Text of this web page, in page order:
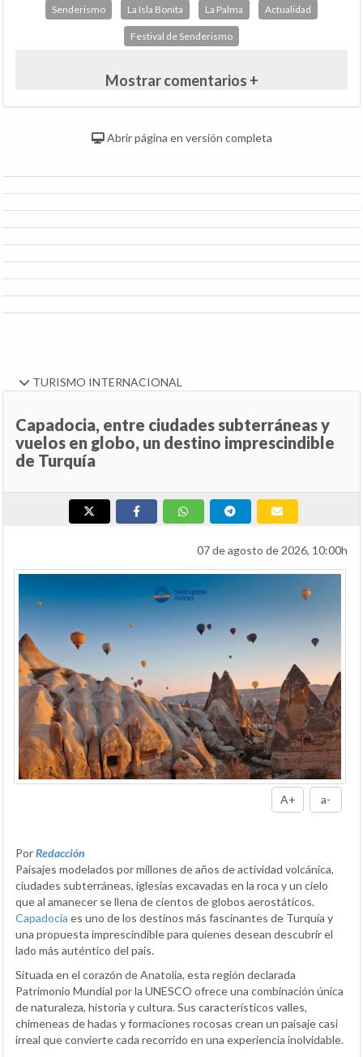
Senderismo La Isla Bonita La Palma Actualidad
Festival de Senderismo
Mostrar comentarios +
Abrir página en versión completa
TURISMO INTERNACIONAL
Capadocia, entre ciudades subterráneas y
vuelos en globo, un destino imprescindible
de Turquía
07 de agosto de 2026, 10:00h
A+ a-
PorRedacción
Paisajes modelados por millones de años de actividad volcánica,
ciudades subterráneas, iglesias excavadas en la roca y un cielo
que al amanecer se llena de cientos de globos aerostáticos.
Capadocia es uno de los destinos más fascinantes de Turquía y
una propuesta imprescindible para quienes desean descubrir el
lado más auténtico del país.
Situada en el corazón de Anatolia, esta región declarada
Patrimonio Mundial por la UNESCO ofrece una combinación única
de naturaleza, historia y cultura. Sus característicos valles,
chimeneas de hadas y formaciones rocosas crean un paisaje casi
irreal que convierte cada recorrido en una experiencia inolvidable.